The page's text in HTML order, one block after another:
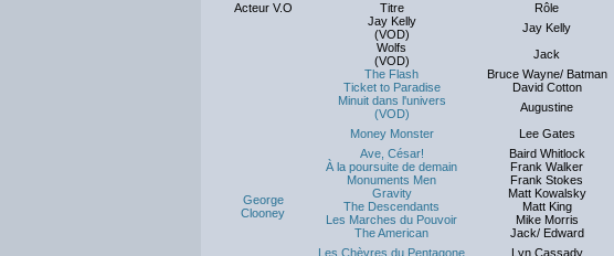
Acteur V.O Titre Rôle
George
Clooney
Jay Kelly
(VOD)
Jay Kelly
Wolfs
(VOD)
Jack
The Flash
Bruce Wayne/ Batman
Ticket to Paradise
David Cotton
Minuit dans l'univers
(VOD)
Augustine
Money Monster
Lee Gates
Ave, César!
Baird Whitlock
À la poursuite de demain
Frank Walker
Monuments Men Frank Stokes
Gravity
Matt Kowalsky
The Descendants
Matt King
Les Marches du Pouvoir Mike Morris
The American
Jack/ Edward
Les Chèvres du Pentagone
Lyn Cassady